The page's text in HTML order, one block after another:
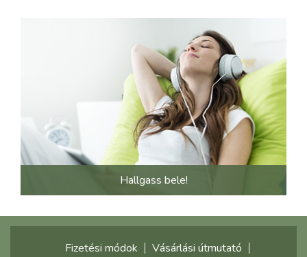
Hallgass bele!
Fizetési módok Vásárlási útmutató